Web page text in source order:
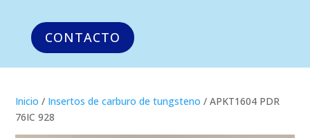
CONTACTO
Inicio / Insertos de carburo de tungsteno / APKT1604 PDR
76IC 928